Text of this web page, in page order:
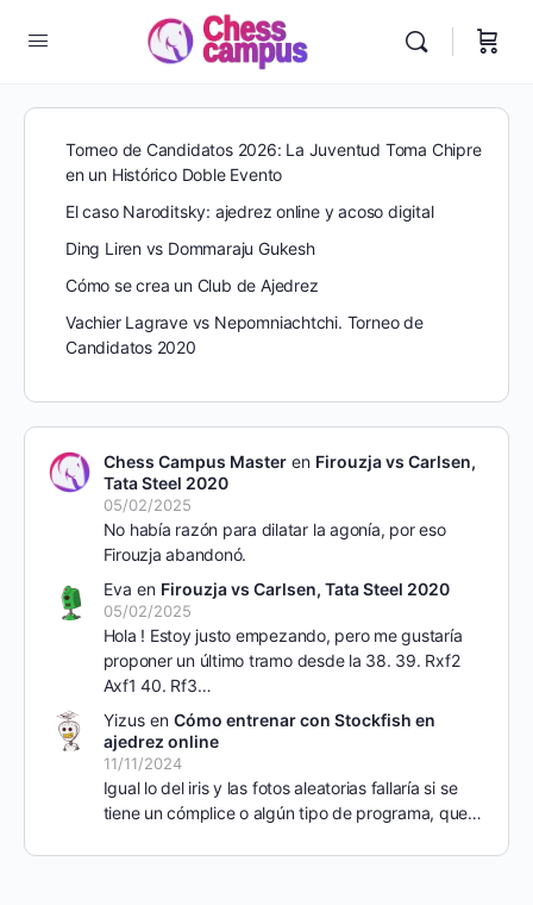
Torneo de Candidatos 2026: La Juventud Toma Chipre
en un Histórico Doble Evento
El caso Naroditsky: ajedrez online y acoso digital
Ding Liren vs Dommaraju Gukesh
Cómo se crea un Club de Ajedrez
Vachier Lagrave vs Nepomniachtchi. Torneo de
Candidatos 2020
Chess Campus Masteren Firouzja vs Carlsen,
Tata Steel 2020
05/02/2025
No había razón para dilatar la agonía, por eso
Firouzja abandonó.
Eva en Firouzja vs Carlsen, Tata Steel 2020
05/02/2025
Hola ! Estoy justo empezando, pero me gustaría
proponer un último tramo desde la 38. 39. Rxf2
Axf1 40. Rf3…
Yizusen Cómo entrenar con Stockfish en
ajedrez online
11/11/2024
Igual lo del iris y las fotos aleatorias fallaría si se
tiene un cómplice o algún tipo de programa, que…